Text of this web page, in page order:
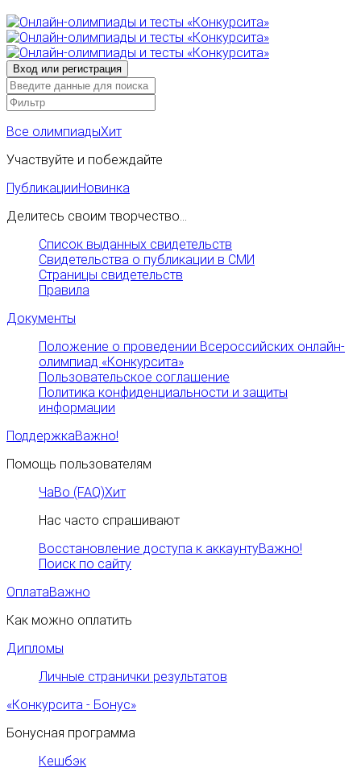
Все олимпиадыХит
Участвуйте и побеждайте
ПубликацииНовинка
Делитесь своим творчество...
Список выданных свидетельств
Свидетельства о публикации в СМИ
Страницы свидетельств
Правила
Документы
Положение о проведении Всероссийских онлайн-
олимпиад «Конкурсита»
Пользовательское соглашение
Политика конфиденциальности и защиты
информации
ПоддержкаВажно!
Помощь пользователям
ЧаВо (FAQ)Хит
Нас часто спрашивают
Восстановление доступа к аккаунтуВажно!
Поиск по сайту
ОплатаВажно
Как можно оплатить
Дипломы
Личные странички результатов
«Конкурсита - Бонус»
Бонусная программа
Кешбэк